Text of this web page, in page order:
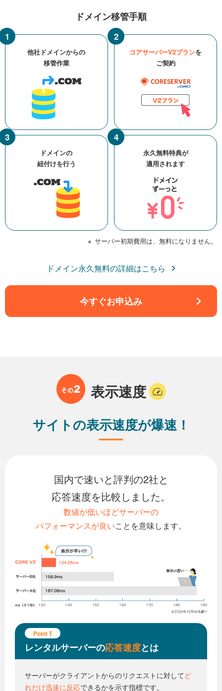
ドメイン移管手順
他社ドメインからの
移管作業
コアサーバーV2プランを
ご契約
ドメインの
紐付けを行う
永久無料特典が
適用されます
サーバー初期費用は、無料になりません。
ドメイン永久無料の詳細はこちら
今すぐお申込み
表示速度
サイトの表示速度が爆速！
国内で速いと評判の2社と
応答速度を比較しました。
数値が低いほどサーバーの
パフォーマンスが良いことを意味します。
Point1
レンタルサーバーの応答速度とは
サーバーがクライアントからのリクエストに対して ど
れだけ迅速に反応できるかを示す指標です。